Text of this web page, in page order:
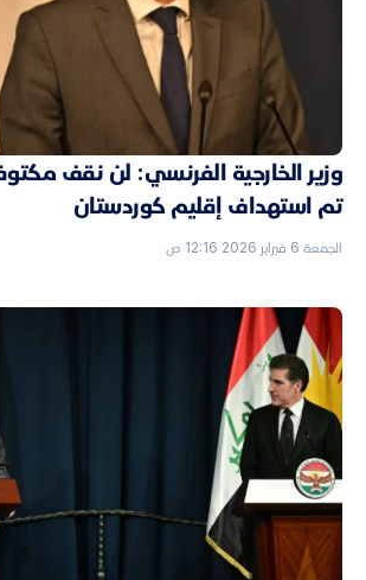
وزير الخارجية الفرنسي: لن نقف
تم استهداف إقليم كوردستان
الجمعة 6 فبراير 2026 12:16 ص